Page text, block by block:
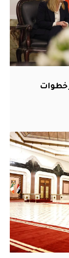
خطوات